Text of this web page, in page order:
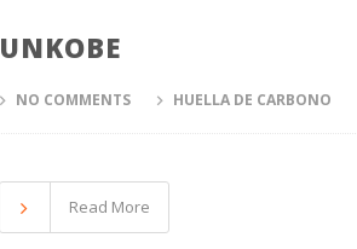
UNKOBE
NO COMMENTS HUELLA DE CARBONO
Read More